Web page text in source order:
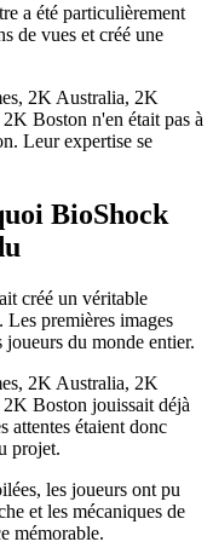
a été particulièrement
de vues et créé une
2K Australia, 2K
Boston n'en était pas à
Leur expertise se
BioShock
créé un véritable
. Les premières images
du monde entier.
2K Australia, 2K
Boston jouissait déjà
attentes étaient donc
projet.
les joueurs ont pu
et les mécaniques de
mémorable.